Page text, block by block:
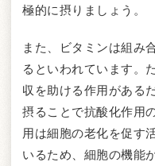
極的に摂りましょう。
また、ビタミンは組み
るといわれています。
収を助ける作用がある
摂ることで抗酸化作用
用は細胞の老化を促す
いるため、細胞の機能